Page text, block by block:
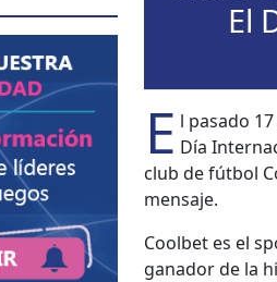
El
E l pasa­do
Día
club de fút­bol
men­saje.
Cool­bet es el
ganador de la